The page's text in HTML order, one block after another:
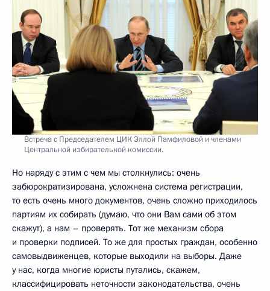
Встреча с Председателем ЦИК Эллой Памфиловой и членами
Центральной избирательной комиссии.
Но наряду с этим с чем мы столкнулись: очень
забюрократизирована, усложнена система регистрации,
то есть очень много документов, очень сложно приходилось
партиям их собирать (думаю, что они Вам сами об этом
скажут), а нам – проверять. Тот же механизм сбора
и проверки подписей. То же для простых граждан, особенно
самовыдвиженцев, которые выходили на выборы. Даже
у нас, когда многие юристы путались, скажем,
классифицировать неточности законодательства, очень